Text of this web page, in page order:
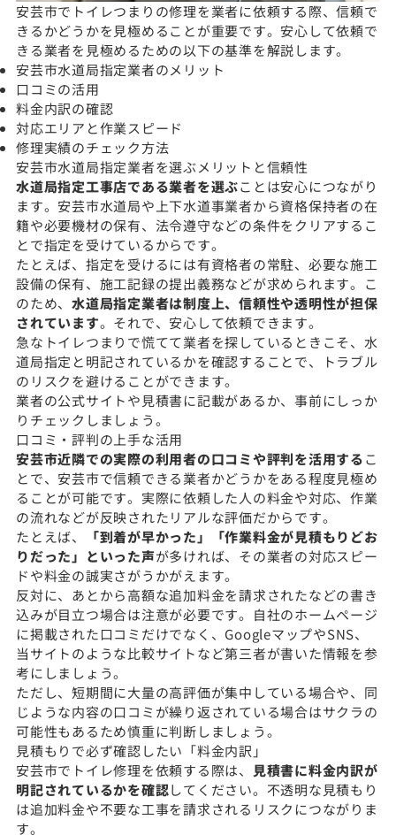
安芸市でトイレつまりの修理を業者に依頼する際、信頼で
きるかどうかを見極めることが重要です。安心して依頼で
きる業者を見極めるための以下の基準を解説します。
安芸市水道局指定業者のメリット
口コミの活用
料金内訳の確認
対応エリアと作業スピード
修理実績のチェック方法
安芸市水道局指定業者を選ぶメリットと信頼性
水道局指定工事店である業者を選ぶことは安心につながり
ます。安芸市水道局や上下水道事業者から資格保持者の在
籍や必要機材の保有、法令遵守などの条件をクリアするこ
とで指定を受けているからです。
たとえば、指定を受けるには有資格者の常駐、必要な施工
設備の保有、施工記録の提出義務などが求められます。こ
のため、 水道局指定業者は制度上、信頼性や透明性が担保
されています。それで、安心して依頼できます。
急なトイレつまりで慌てて業者を探しているときこそ、水
道局指定と明記されているかを確認することで、トラブル
のリスクを避けることができます。
業者の公式サイトや見積書に記載があるか、事前にしっか
りチェックしましょう。
口コミ・評判の上手な活用
安芸市近隣での実際の利用者の口コミや評判を活用するこ
とで、安芸市で信頼できる業者かどうかをある程度見極め
ることが可能です。実際に依頼した人の料金や対応、作業
の流れなどが反映されたリアルな評価だからです。
たとえば、
「到着が早かった」「作業料金が見積もりどお
りだった」といった声が多ければ、その業者の対応スピー
ドや料金の誠実さがうかがえます。
反対に、あとから高額な追加料金を請求されたなどの書き
込みが目立つ場合は注意が必要です。自社のホームページ
に掲載された口コミだけでなく、GoogleマップやSNS、
当サイトのような比較サイトなど第三者が書いた情報を参
考にしましょう。
ただし、短期間に大量の高評価が集中している場合や、同
じような内容の口コミが繰り返されている場合はサクラの
可能性もあるため慎重に判断しましょう。
見積もりで必ず確認したい「料金内訳」
安芸市でトイレ修理を依頼する際は、
見積書に料金内訳が
明記されているかを確認してください。不透明な見積もり
は追加料金や不要な工事を請求されるリスクにつながりま
す。